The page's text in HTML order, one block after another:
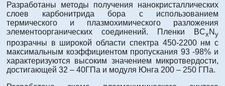
Разработаны методы получения нанокристаллических
слоев карбонитрида бора с использованием
термического и плазмохимического разложения
элементоорганических соединений. Пленки BCx N y
прозрачны в широкой области спектра 450-2200 нм с
максимальным коэффициентом пропускания 93 -98% и
характеризуются высоким значением микротвердости,
достигающей 32 – 40ГПа и модуля Юнга 200 – 250 ГПа.